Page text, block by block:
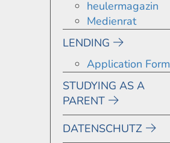
heulermagazin
Medienrat
LENDING
Application Form
STUDYING AS A
PARENT
DATENSCHUTZ